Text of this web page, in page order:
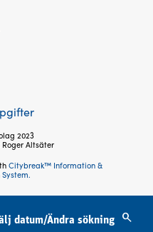
datum/Ändra sökning
2023
Altsäter
Citybreak™ Information &